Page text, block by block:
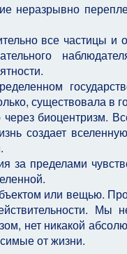
неразрывно
все частицы и
существовала в
биоцентризм.
создает
за пределами
или вещью.
Мы
нет никакой
от жизни.